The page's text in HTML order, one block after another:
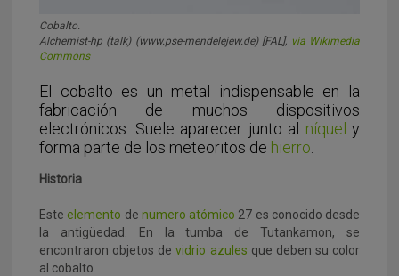
Cobalto.
Alchemist-hp (talk) (www.pse-mendelejew.de) [FAL], via Wikimedia
Commons
El cobalto es un metal indispensable en la
fabricación de muchos dispositivos
electrónicos. Suele aparecer junto al níquel y
forma parte de los meteoritos de hierro
Historia
Este elemento de numero atómico 27 es conocido desde
la antigüedad. En la tumba de Tutankamon, se
encontraron objetos devidrio azules que deben su color
al cobalto.